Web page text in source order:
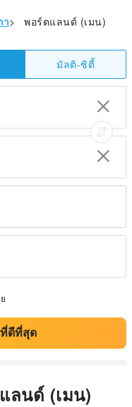
า> พอร์ตแลนด์ (เมน)
มัลติ-ซิตี้
ดีที่สุด
ลนด์ (เมน)